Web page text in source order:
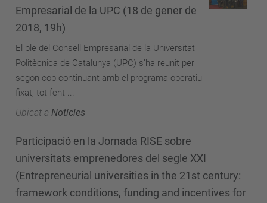
Empresarial de la UPC (18 de gener de
2018, 19h)
El ple del Consell Empresarial de la Universitat
Politècnica de Catalunya (UPC) s’ha reunit per
segon cop continuant amb el programa operatiu
fixat, tot fent ...
Ubicat a Notícies
Participació en la Jornada RISE sobre
universitats emprenedores del segle XXI
(Entrepreneurial universities in the 21st century:
framework conditions, funding and incentives for